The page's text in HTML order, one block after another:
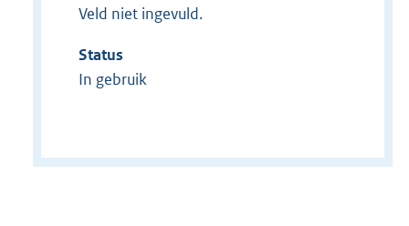
Veld niet ingevuld.
Status
In gebruik